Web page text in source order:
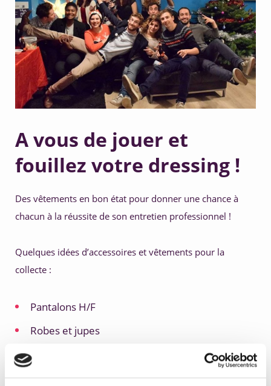
5. Développer ses compétences
A vous de jouer et
fouillez votre dressing !
Des vêtements en bon état pour donner une chance à
chacun à la réussite de son entretien professionnel !
Quelques idées d’accessoires et vêtements pour la
collecte :
Pantalons H/F
Robes et jupes
Chemises et vestes H/F
Gilets H